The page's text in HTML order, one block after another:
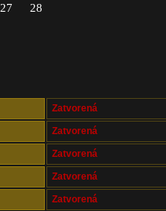
27 28
Zatvorená
Zatvorená
Zatvorená
Zatvorená
Zatvorená